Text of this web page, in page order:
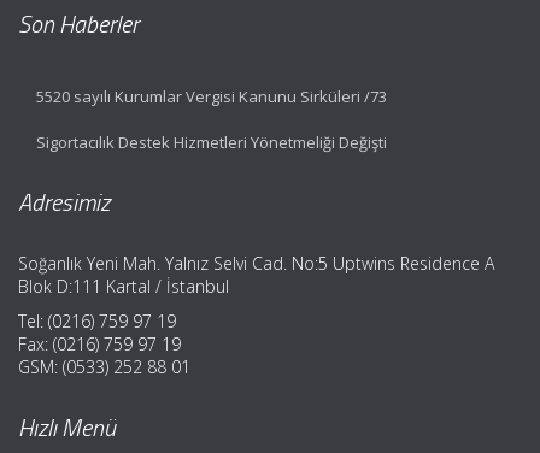
Son Haberler
5520 sayılı Kurumlar Vergisi Kanunu Sirküleri /73
Sigortacılık Destek Hizmetleri Yönetmeliği Değişti
Adresimiz
Soğanlık Yeni Mah. Yalnız Selvi Cad. No:5 Uptwins Residence A
Blok D:111 Kartal / İstanbul
Tel: (0216) 759 97 19
Fax: (0216) 759 97 19
GSM: (0533) 252 88 01
Hızlı Menü